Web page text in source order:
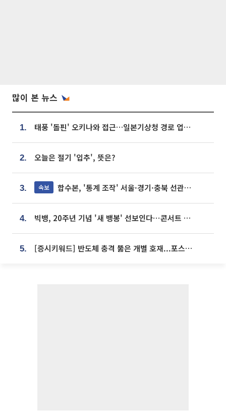
많이 본 뉴스
1. 태풍 '돌핀' 오키나와 접근…일본기상청 경로 업데이트
2. 오늘은 절기 '입추', 뜻은?
3. 속보 합수본, '통계 조작' 서울·경기·충북 선관위 등 추가 압수수색
4. 빅뱅, 20주년 기념 '새 뱅봉' 선보인다⋯콘서트 앞두고 팝업 개최
5. [증시키워드] 반도체 충격 뚫은 개별 호재...포스코퓨처엠·에코프로·한화솔루션 '눈길'